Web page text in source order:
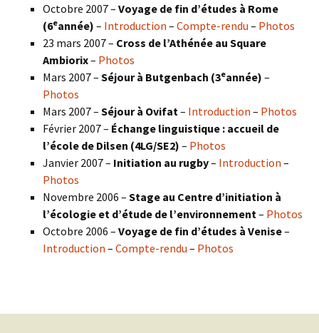
Octobre 2007 – Voyage de fin d’études à Rome
(6eannée) – Introduction – Compte-rendu – Photos
23 mars 2007 – Cross de l’Athénée au Square
Ambiorix– Photos
Mars 2007 – Séjour à Butgenbach (3eannée) –
Photos
Mars 2007 – Séjour à Ovifat– Introduction – Photos
Février 2007 – Échange linguistique : accueil de
l’école de Dilsen (4LG/SE2) – Photos
Janvier 2007 – Initiation au rugby– Introduction –
Photos
Novembre 2006 – Stage au Centre d’initiation à
l’écologie et d’étude de l’environnement– Photos
Octobre 2006 – Voyage de fin d’études à Venise–
Introduction – Compte-rendu – Photos